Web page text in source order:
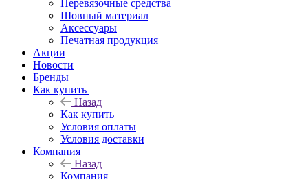
Перевязочные средства
Шовный материал
Аксессуары
Печатная продукция
Акции
Новости
Бренды
Как купить
Назад
Как купить
Условия оплаты
Условия доставки
Компания
Назад
Компания